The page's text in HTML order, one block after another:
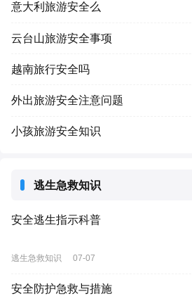
意大利旅游安全么
云台山旅游安全事项
越南旅行安全吗
外出旅游安全注意问题
小孩旅游安全知识
逃生急救知识
安全逃生指示科普
逃生急救知识 07-07
安全防护急救与措施